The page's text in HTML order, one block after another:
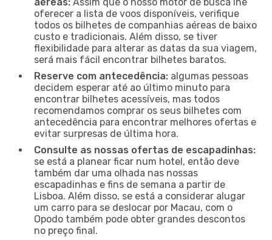
oferecer a lista de voos disponíveis, verifique
todos os bilhetes de companhias aéreas de baixo
custo e tradicionais. Além disso, se tiver
flexibilidade para alterar as datas da sua viagem,
será mais fácil encontrar bilhetes baratos.
Reserve com antecedência: algumas pessoas
decidem esperar até ao último minuto para
encontrar bilhetes acessíveis, mas todos
recomendamos comprar os seus bilhetes com
antecedência para encontrar melhores ofertas e
evitar surpresas de última hora.
Consulte as nossas ofertas de escapadinhas:
se está a planear ficar num hotel, então deve
também dar uma olhada nas nossas
escapadinhas e fins de semana a partir de
Lisboa. Além disso, se está a considerar alugar
um carro para se deslocar por Macau, com o
Opodo também pode obter grandes descontos
no preço final.